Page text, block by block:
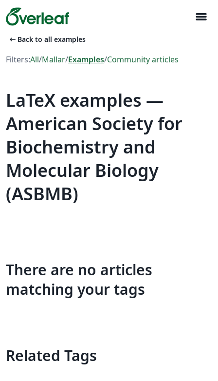
menu
arrow_left_alt Back to all examples
Filters:All/Mallar/Examples/Community articles
LaTeX examples —
American Society for
Biochemistry and
Molecular Biology
(ASBMB)
There are no articles
matching your tags
Related Tags